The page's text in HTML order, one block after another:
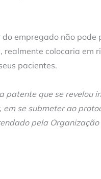
empregado não pode
colocaria em
pacientes.
patente que se revelou
se submeter ao
pela